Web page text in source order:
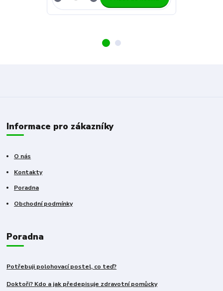
Informace pro zákazníky
O nás
Kontakty
Poradna
Obchodní podmínky
Poradna
Potřebuji polohovací postel, co teď?
Doktoři? Kdo a jak předepisuje zdravotní pomůcky